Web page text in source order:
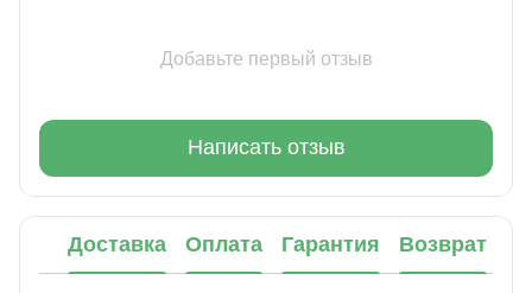
Добавьте первый отзыв
Написать отзыв
Доставка Оплата Гарантия Возврат